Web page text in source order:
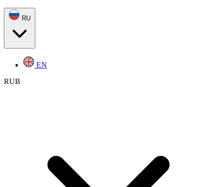
RU
EN
RUB